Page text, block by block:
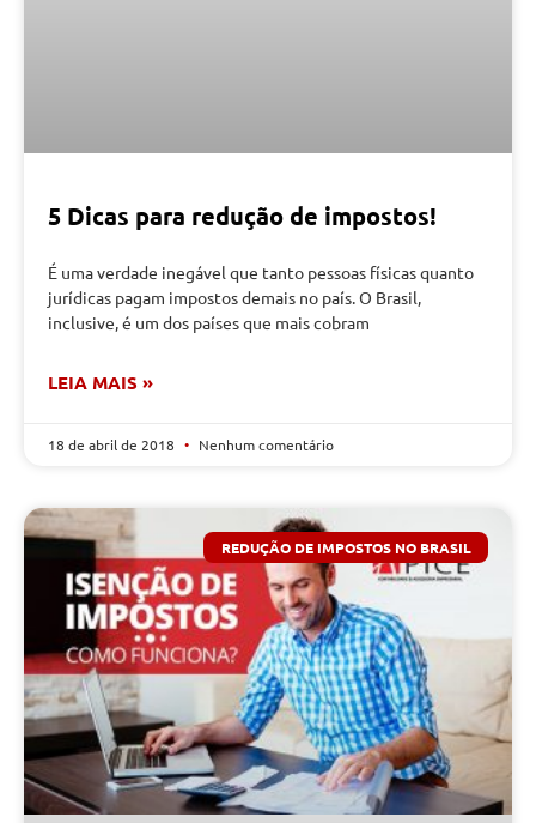
5 Dicas para redução de impostos!
É uma verdade inegável que tanto pessoas físicas quanto
jurídicas pagam impostos demais no país. O Brasil,
inclusive, é um dos países que mais cobram
LEIA MAIS »
18 de abril de 2018 Nenhum comentário
REDUÇÃO DE IMPOSTOS NO BRASIL